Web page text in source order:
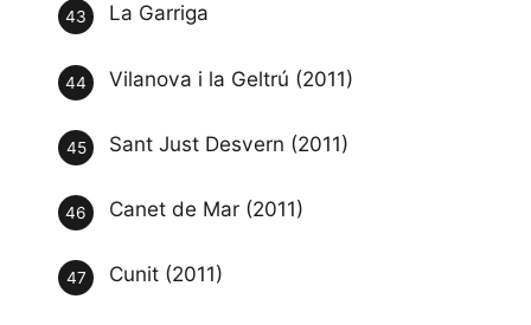
La Garriga
Vilanova i la Geltrú (2011)
Sant Just Desvern (2011)
Canet de Mar (2011)
Cunit (2011)